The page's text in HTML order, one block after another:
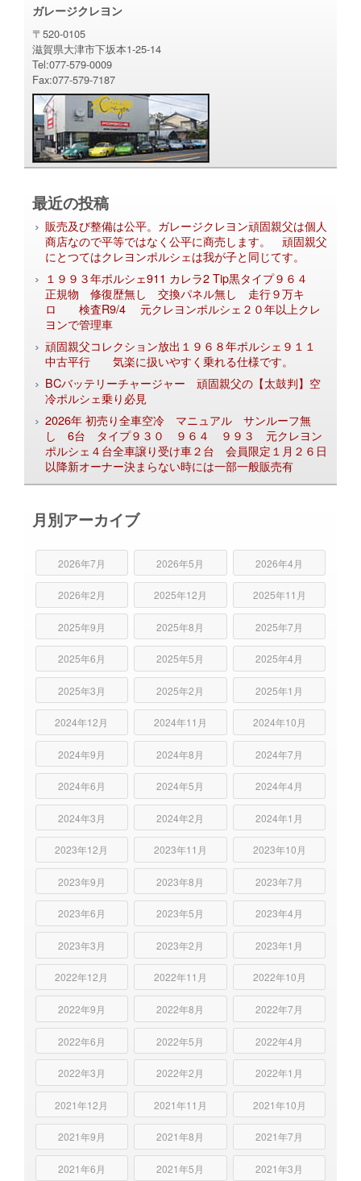
ガレージクレヨン
〒520-0105
滋賀県大津市下坂本1-25-14
Tel:077-579-0009
Fax:077-579-7187
最近の投稿
販売及び整備は公平。ガレージクレヨン頑固親父は個人
商店なので平等ではなく公平に商売します。 頑固親父
にとつてはクレヨンポルシェは我が子と同じてす。
１９９３年ポルシェ911 カレラ2 Tip黒タイプ９６４
正規物 修復歴無し 交換パネル無し 走行９万キ
ロ 検査R9/4 元クレヨンポルシェ２０年以上クレ
ヨンで管理車
頑固親父コレクション放出１９６８年ポルシェ９１１
中古平行 気楽に扱いやすく乗れる仕様です。
BCバッテリーチャージャー 頑固親父の【太鼓判】空
冷ポルシェ乗り必見
2026年 初売り全車空冷 マニュアル サンルーフ無
し 6台 タイプ９３０ ９６４ ９９３ 元クレヨン
ポルシェ４台全車譲り受け車２台 会員限定１月２６日
以降新オーナー決まらない時には一部一般販売有
月別アーカイブ
2026年7月 2026年5月 2026年4月
2026年2月 2025年12月 2025年11月
2025年9月 2025年8月 2025年7月
2025年6月 2025年5月 2025年4月
2025年3月 2025年2月 2025年1月
2024年12月 2024年11月 2024年10月
2024年9月 2024年8月 2024年7月
2024年6月 2024年5月 2024年4月
2024年3月 2024年2月 2024年1月
2023年12月 2023年11月 2023年10月
2023年9月 2023年8月 2023年7月
2023年6月 2023年5月 2023年4月
2023年3月 2023年2月 2023年1月
2022年12月 2022年11月 2022年10月
2022年9月 2022年8月 2022年7月
2022年6月 2022年5月 2022年4月
2022年3月 2022年2月 2022年1月
2021年12月 2021年11月 2021年10月
2021年9月 2021年8月 2021年7月
2021年6月 2021年5月 2021年3月